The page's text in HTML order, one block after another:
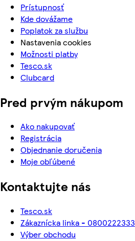
Prístupnosť
Kde dovážame
Poplatok za službu
Nastavenia cookies
Možnosti platby
Tesco.sk
Clubcard
Pred prvým nákupom
Ako nakupovať
Registrácia
Objednanie doručenia
Moje obľúbené
Kontaktujte nás
Tesco.sk
Zákaznícka linka - 0800222333
Výber obchodu